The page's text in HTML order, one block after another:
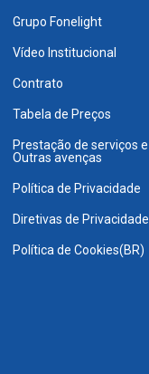
Grupo Fonelight
Vídeo Institucional
Contrato
Tabela de Preços
Prestação de serviços e
Outras avenças
Política de Privacidade
Diretivas de Privacidade
Política de Cookies(BR)